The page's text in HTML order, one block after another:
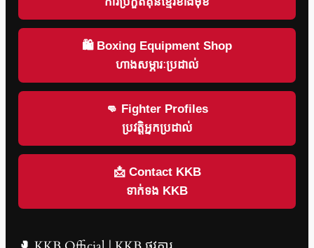
🛍 Boxing Equipment Shop
ហាងសម្ភារៈប្រដាល់
👊 Fighter Profiles
ប្រវត្តិអ្នកប្រដាល់
📩 Contact KKB
ទាក់ទង KKB